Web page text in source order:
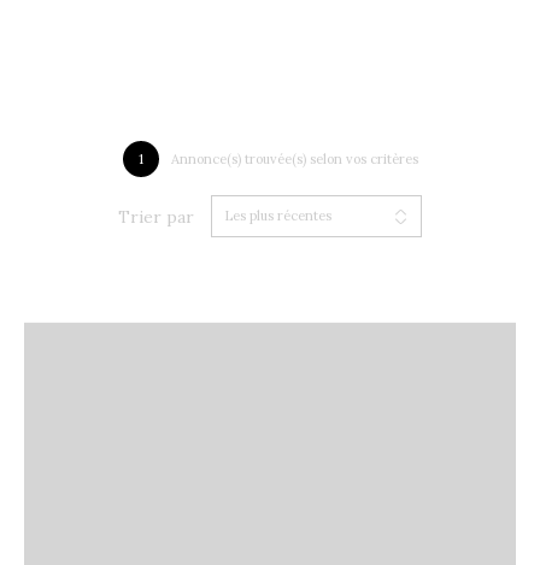
1 Annonce(s) trouvée(s) selon vos critères
Trier par Les plus récentes